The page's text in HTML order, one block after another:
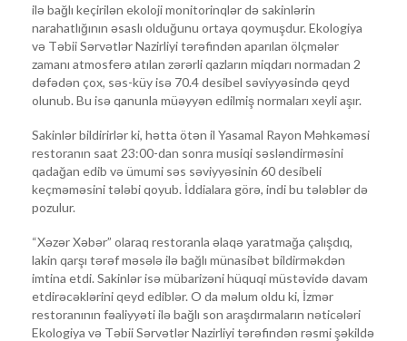
ilə bağlı keçirilən ekoloji monitorinqlər də sakinlərin
narahatlığının əsaslı olduğunu ortaya qoymuşdur. Ekologiya
və Təbii Sərvətlər Nazirliyi tərəfindən aparılan ölçmələr
zamanı atmosferə atılan zərərli qazların miqdarı normadan 2
dəfədən çox, səs-küy isə 70.4 desibel səviyyəsində qeyd
olunub. Bu isə qanunla müəyyən edilmiş normaları xeyli aşır.
Sakinlər bildirirlər ki, hətta ötən il Yasamal Rayon Məhkəməsi
restoranın saat 23:00-dan sonra musiqi səsləndirməsini
qadağan edib və ümumi səs səviyyəsinin 60 desibeli
keçməməsini tələbi qoyub. İddialara görə, indi bu tələblər də
pozulur.
“Xəzər Xəbər” olaraq restoranla əlaqə yaratmağa çalışdıq,
lakin qarşı tərəf məsələ ilə bağlı münasibət bildirməkdən
imtina etdi. Sakinlər isə mübarizəni hüquqi müstəvidə davam
etdirəcəklərini qeyd ediblər. O da məlum oldu ki, İzmər
restoranının fəaliyyəti ilə bağlı son araşdırmaların nəticələri
Ekologiya və Təbii Sərvətlər Nazirliyi tərəfindən rəsmi şəkildə